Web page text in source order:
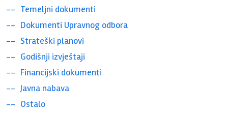
Temeljni dokumenti
Dokumenti Upravnog odbora
Strateški planovi
Godišnji izvještaji
Financijski dokumenti
Javna nabava
Ostalo